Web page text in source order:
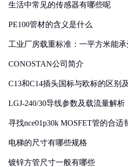
生活中常见的传感器有哪些呢
PE100管材的含义是什么
工业厂房载重标准：一平方米能
CONOSTAN公司简介
C13和C14插头国标与欧标的区别
LGJ-240/30导线参数及载流量解析
寻找nce01p30k MOSFET管的合适
电梯的尺寸有哪些规格
镀锌方管尺寸一般有哪些